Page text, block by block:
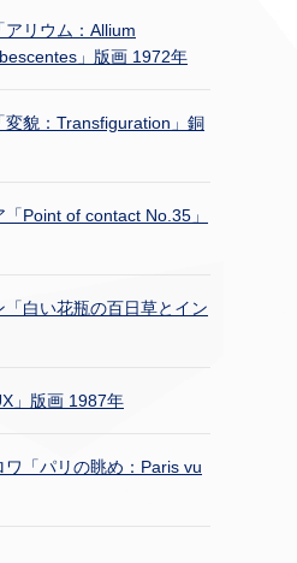
リウム：Allium
」版画 1972年
変貌：Transfiguration」銅
Point of contact No.35」
白い花瓶の百日草とイン
」版画 1987年
ワ「パリの眺め：Paris vu